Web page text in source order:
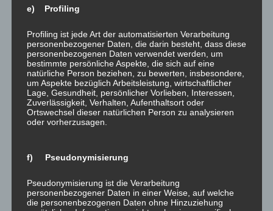
April 2023 – Bodensanierung im Lager eines Weingutes in
Hatzenport
Konzept
Bodenausgleich
Industriebodenbeschichtung
e) Profiling
Profiling ist jede Art der automatisierten Verarbeitung
personenbezogener Daten, die darin besteht, dass diese
personenbezogenen Daten verwendet werden, um
bestimmte persönliche Aspekte, die sich auf eine
natürliche Person beziehen, zu bewerten, insbesondere,
um Aspekte bezüglich Arbeitsleistung, wirtschaftlicher
Lage, Gesundheit, persönlicher Vorlieben, Interessen,
Zuverlässigkeit, Verhalten, Aufenthaltsort oder
Ortswechsel dieser natürlichen Person zu analysieren
oder vorherzusagen.
f) Pseudonymisierung
Pseudonymisierung ist die Verarbeitung
personenbezogener Daten in einer Weise, auf welche
die personenbezogenen Daten ohne Hinzuziehung